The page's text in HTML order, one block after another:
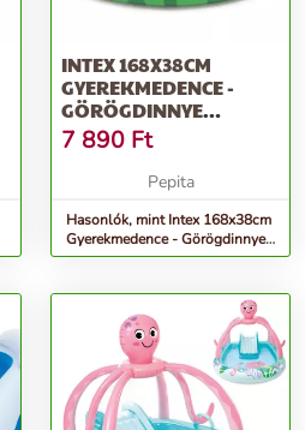
INTEX 168X38CM
GYEREKMEDENCE -
GÖRÖGDINNYE
(58448NP) - PIROS-
ZÖLD
7 890 Ft
Pepita
Hasonlók, mint Intex 168x38cm
Gyerekmedence - Görögdinnye
(58448NP) - piros-zöld